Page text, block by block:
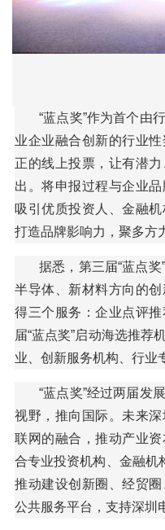
“蓝点奖”作为首个由
业企业融合创新的行业
正的线上投票，让有潜
出。将申报过程与企业
吸引优质投资人、金融
打造品牌影响力，聚多方
据悉，第三届“蓝点奖
半导体、新材料方向的
得三个服务：企业点评
届“蓝点奖”启动海选推荐
业、创新服务机构、行业
“蓝点奖”经过两届发
视野，推向国际。未来
联网的融合，推动产业
合专业投资机构、金融机
推动建设创新圈、经贸
公共服务平台，支持深圳